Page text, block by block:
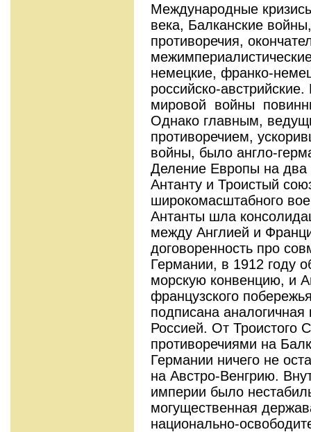
Международные
века, Балканские
противоречия,
немецкие, франко-
российско-
мировой войны
Однако главным,
противоречием,
войны, было англо-
Деление Европы на
Антанту и Троистый
широкомасштабного
Антанты шла
между Англией и
договоренность про
Германии, в 1912 году
морскую конвенцию, и
французского
подписана
Россией. От Троистого
противоречиями на
Германии ничего не
на Австро-Венгрию.
империи было
могущественная
национально-